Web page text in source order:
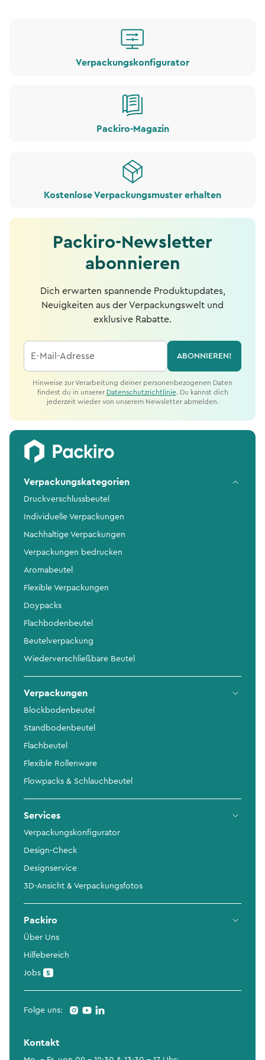
Verpackungskonfigurator
Packiro-Magazin
Kostenlose Verpackungsmuster erhalten
Packiro-Newsletter
abonnieren
Dich erwarten spannende Produktupdates,
Neuigkeiten aus der Verpackungswelt und
exklusive Rabatte.
E-Mail-Adresse ABONNIEREN!
Hinweise zur Verarbeitung deiner personenbezogenen Daten
findest du in unserer Datenschutzrichtlinie. Du kannst dich
jederzeit wieder von unserem Newsletter abmelden.
Verpackungskategorien
Druckverschlussbeutel
Individuelle Verpackungen
Nachhaltige Verpackungen
Verpackungen bedrucken
Aromabeutel
Flexible Verpackungen
Doypacks
Flachbodenbeutel
Beutelverpackung
Wiederverschließbare Beutel
Verpackungen
Blockbodenbeutel
Standbodenbeutel
Flachbeutel
Flexible Rollenware
Flowpacks & Schlauchbeutel
Services
Verpackungskonfigurator
Design-Check
Designservice
3D-Ansicht & Verpackungsfotos
Packiro
Über Uns
Hilfebereich
Jobs 5
Folge uns:
Kontakt